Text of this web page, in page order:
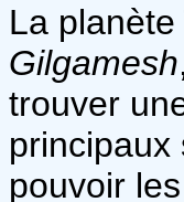
La
Gilgamesh
trouver
principaux
pouvoir